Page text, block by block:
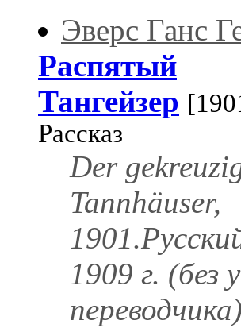
Эверс Ганс
Распятый
Тангейзер
Рассказ
Der
Tannhäuser,
1909 г. (без